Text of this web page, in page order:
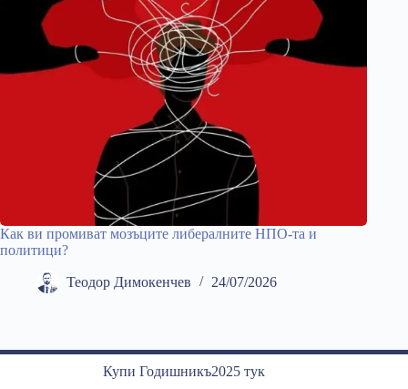
Как ви промиват мозъците либералните НПО-та и
политици?
Теодор Димокенчев 24/07/2026
Купи Годишникъ2025 тук